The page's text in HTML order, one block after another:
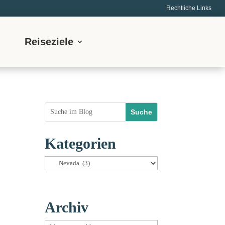
Rechtliche Links
Reiseziele
Kategorien
Kategorien
Archiv